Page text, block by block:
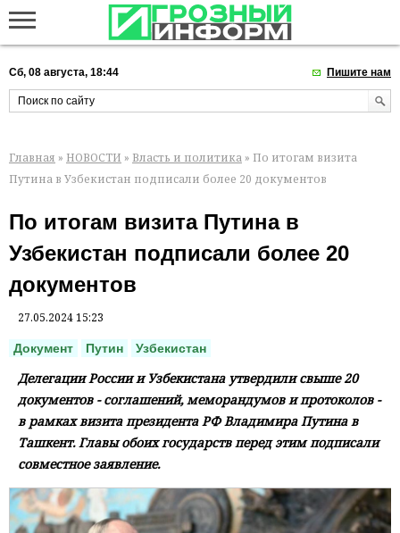
Сб, 08 августа, 18:44 Пишите нам
Главная » НОВОСТИ » Власть и политика » По итогам визита
Путина в Узбекистан подписали более 20 документов
По итогам визита Путина в
Узбекистан подписали более 20
документов
27.05.2024 15:23
Документ Путин Узбекистан
Делегации России и Узбекистана утвердили свыше 20
документов - соглашений, меморандумов и протоколов -
в рамках визита президента РФ Владимира Путина в
Ташкент. Главы обоих государств перед этим подписали
совместное заявление.